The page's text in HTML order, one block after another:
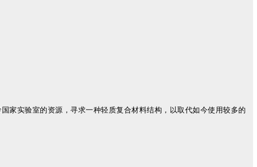
家实验室的资源，寻求一种轻质复合材料结构，以取代如今使用较多的